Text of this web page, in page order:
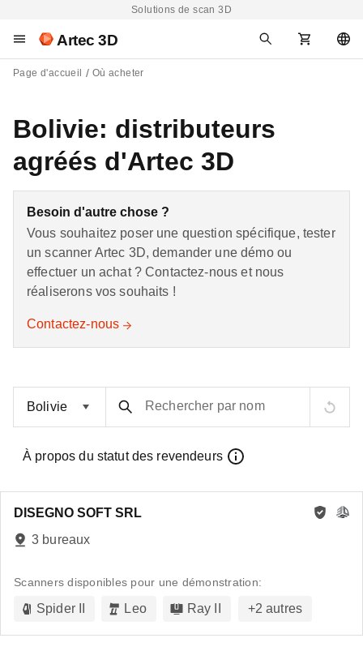
Solutions de scan 3D
Artec 3D
Page d'accueil Où acheter
Bolivie: distributeurs
agréés d'Artec 3D
Besoin d'autre chose ?
Vous souhaitez poser une question spécifique, tester
un scanner Artec 3D, demander une démo ou
effectuer un achat ? Contactez-nous et nous
réaliserons vos souhaits !
Contactez-nous
Rechercher par nom
À propos du statut des revendeurs
DISEGNO SOFT SRL
3 bureaux
Scanners disponibles pour une démonstration:
Spider II Leo Ray II +2 autres